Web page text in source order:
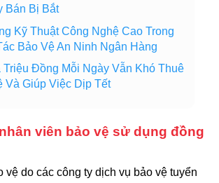
Bán Bị Bắt
Kỹ Thuật Công Nghệ Cao Trong
Bảo Vệ An Ninh Ngân Hàng
Triệu Đồng Mỗi Ngày Vẫn Khó Thuê
Và Giúp Việc Dịp Tết
viên bảo vệ sử dụng đồng
vệ do các công ty dịch vụ bảo vệ tuyển